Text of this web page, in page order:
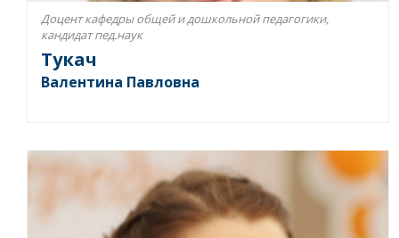
Доцент кафедры общей и дошкольной педагогики,
кандидат пед.наук
Тукач
Валентина Павловна